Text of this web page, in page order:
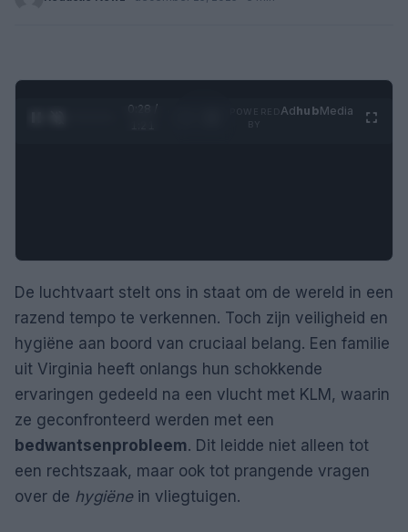
0:28 /
AdhubMedia
De luchtvaart stelt ons in staat om de wereld in een
razend tempo te verkennen. Toch zijn veiligheid en
hygiëne aan boord van cruciaal belang. Een familie
uit Virginia heeft onlangs hun schokkende
ervaringen gedeeld na een vlucht met KLM, waarin
ze geconfronteerd werden met een
bedwantsenprobleem. Dit leidde niet alleen tot
een rechtszaak, maar ook tot prangende vragen
over de hygiënein vliegtuigen.